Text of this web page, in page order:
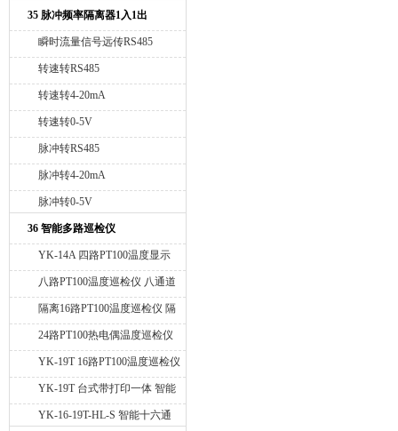
35 脉冲频率隔离器1入1出
瞬时流量信号远传RS485
转速转RS485
转速转4-20mA
转速转0-5V
脉冲转RS485
脉冲转4-20mA
脉冲转0-5V
36 智能多路巡检仪
YK-14A 四路PT100温度显示
仪 智能四通道K型热电偶数显
仪 智能四路温度同时显示仪
八路PT100温度巡检仪 八通道
K型热电偶巡检仪 8路4-20mA
变送输出 RS485通讯接口
隔离16路PT100温度巡检仪 隔
离32路热电阻PT100温度巡检
仪 隔离24路K型热电偶温度巡
巡检仪
24路PT100热电偶温度巡检仪
带RS485通讯串口
YK-19T 16路PT100温度巡检仪
带打印 RS485通讯接口
YK-19T 台式带打印一体 智能
32通道温度巡检仪 定时数据打
YK-16-19T-HL-S 智能十六通